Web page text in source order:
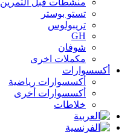
تستو بوستر
تريبولوس
GH
شوفان
مكملات اخرى
أكسسوارات
أكسسوارات رياضية
أكسسوارات أخرى
خلاطات